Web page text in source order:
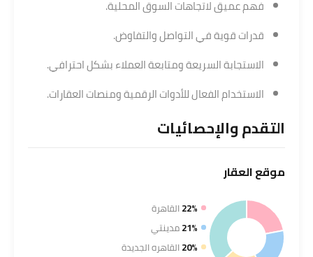
فهم عميق لاتجاهات السوق المحلية.
قدرات قوية في التواصل والتفاوض.
الاستجابة السريعة ومتابعة العملاء بشكل احترافي.
الاستخدام الفعال للأدوات الرقمية ومنصات العقارات.
التقدم والإحصائيات
موقعالعقار
22% القاهرة
21%مدينتي
20% القاهره الجديدة